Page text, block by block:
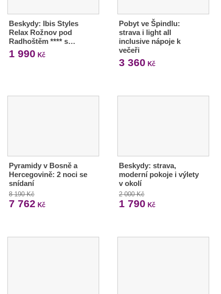
Beskydy: Ibis Styles
Relax Rožnov pod
Radhoštěm **** s…
1 990 Kč
Pobyt ve Špindlu:
strava i light all
inclusive nápoje k
večeři
3 360 Kč
Pyramidy v Bosně a
Hercegovině: 2 noci se
snídaní
8 190 Kč
7 762 Kč
Beskydy: strava,
moderní pokoje i výlety
v okolí
2 000 Kč
1 790 Kč